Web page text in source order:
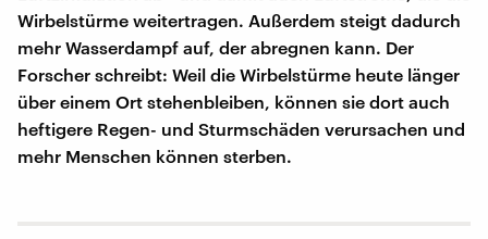
Wirbelstürme weitertragen. Außerdem steigt dadurch
mehr Wasserdampf auf, der abregnen kann. Der
Forscher schreibt: Weil die Wirbelstürme heute länger
über einem Ort stehenbleiben, können sie dort auch
heftigere Regen- und Sturmschäden verursachen und
mehr Menschen können sterben.